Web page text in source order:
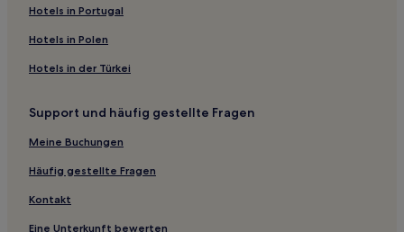
Business in Dallas County
Familien in Garland
Haustierfreundliche in Plano
Lgbtqia-Freundliche in Allen
Günstige in Tyler
Hotels mit inbegriffenem Frühstück in Irving
Haustierfreundliche in Irving
Hotels mit Wellnessbereich in Oak Lawn
Hotels in Portugal
Hotels in Polen
Hotels in der Türkei
Support und häufig gestellte Fragen
Meine Buchungen
Häufig gestellte Fragen
Kontakt
Eine Unterkunft bewerten